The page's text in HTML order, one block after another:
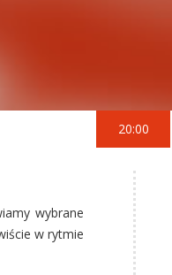
wybrane
w rytmie
20:00